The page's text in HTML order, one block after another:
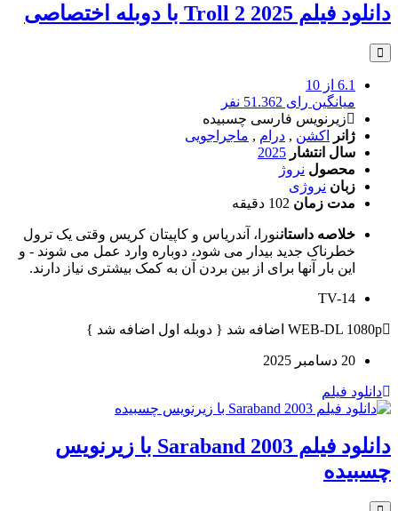
دانلود فیلم Troll 2 2025 با دوبله اختصاصی
6.1 از 10
میانگین رای 51.362 نفر
زیرنویس فارسی چسبیده
ژانر
اکشن , درام , ماجراجویی
سال انتشار 2025
محصول نروژ
زبان نروژی
مدت زمان 102 دقیقه
خلاصه داستاننورا، آندریاس و کاپیتان کریس وقتی یک ترول
خطرناک جدید بیدار می شود، دوباره وارد عمل می شوند - و
این بار آنها برای از بین بردن آن به کمک بیشتری نیاز دارند.
TV-14
WEB-DL 1080p اضافه شد { دوبله اول اضافه شد }
20 دسامبر 2025
دانلود فیلم
دانلود فیلم Saraband 2003 با زیرنویس
چسبیده